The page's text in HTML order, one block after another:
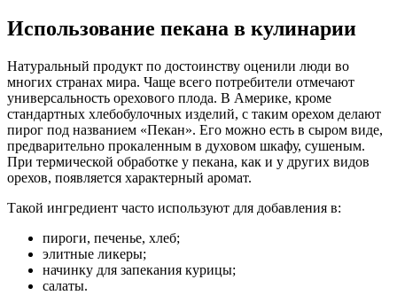
Использование пекана в кулинарии
Натуральный продукт по достоинству оценили люди во
многих странах мира. Чаще всего потребители отмечают
универсальность орехового плода. В Америке, кроме
стандартных хлебобулочных изделий, с таким орехом делают
пирог под названием «Пекан». Его можно есть в сыром виде,
предварительно прокаленным в духовом шкафу, сушеным.
При термической обработке у пекана, как и у других видов
орехов, появляется характерный аромат.
Такой ингредиент часто используют для добавления в:
пироги, печенье, хлеб;
элитные ликеры;
начинку для запекания курицы;
салаты.